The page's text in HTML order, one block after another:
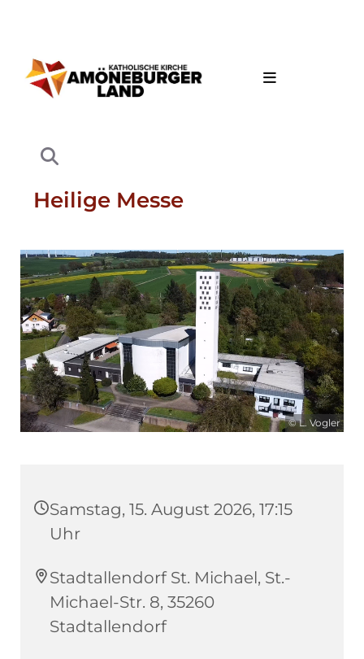
Heilige Messe
© L. Vogler
Samstag, 15. August 2026, 17:15
Uhr
Stadtallendorf St. Michael, St.-
Michael-Str. 8, 35260
Stadtallendorf